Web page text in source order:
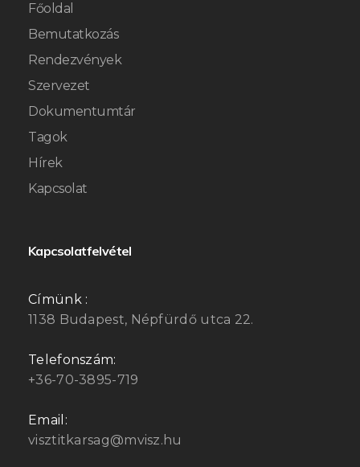
Főoldal
Bemutatkozás
Rendezvények
Szervezet
Dokumentumtár
Tagok
Hírek
Kapcsolat
Kapcsolatfelvétel
Címünk :
1138 Budapest, Népfürdő utca 22.
Telefonszám:
+36-70-3895-719
Email:
visztitkarsag@mvisz.hu